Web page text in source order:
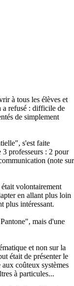
à tous les élèves et
a refusé : difficile de
de simplement
s'est faite
3 professeurs : 2 pour
(note sur
volontairement
en allant plus loin
plus intéressant.
mais d'une
et non sur la
était de présenter le
coûteux systèmes
à particules...